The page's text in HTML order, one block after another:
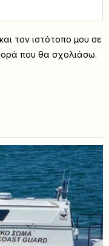
τον ιστότοπο μου σε
που θα σχολιάσω.